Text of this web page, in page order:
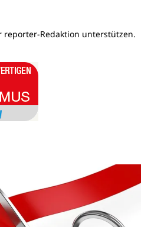
reporter-Redaktion unterstützen.